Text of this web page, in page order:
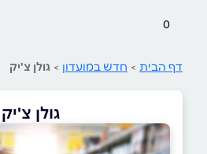
0
דף הבית > חדש במועדון > גולן צ'יק
גולן צ'יק